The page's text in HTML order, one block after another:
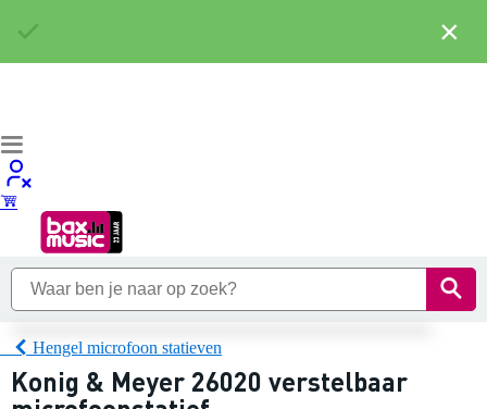
Hengel microfoon statieven
Konig & Meyer 26020 verstelbaar
×